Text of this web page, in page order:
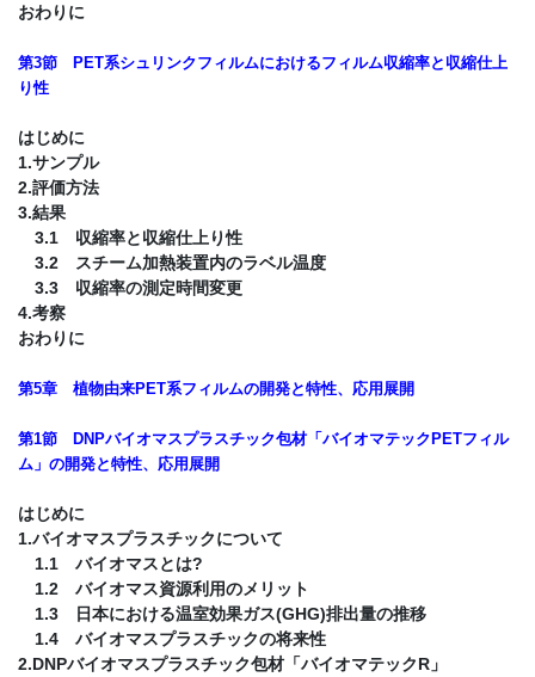
おわりに
第3節 PET系シュリンクフィルムにおけるフィルム収縮率と収縮仕上
り性
はじめに
1.サンプル
2.評価方法
3.結果
3.1 収縮率と収縮仕上り性
3.2 スチーム加熱装置内のラベル温度
3.3 収縮率の測定時間変更
4.考察
おわりに
第5章 植物由来PET系フィルムの開発と特性、応用展開
第1節 DNPバイオマスプラスチック包材「バイオマテックPETフィル
ム」の開発と特性、応用展開
はじめに
1.バイオマスプラスチックについて
1.1 バイオマスとは?
1.2 バイオマス資源利用のメリット
1.3 日本における温室効果ガス(GHG)排出量の推移
1.4 バイオマスプラスチックの将来性
2.DNPバイオマスプラスチック包材「バイオマテックR」